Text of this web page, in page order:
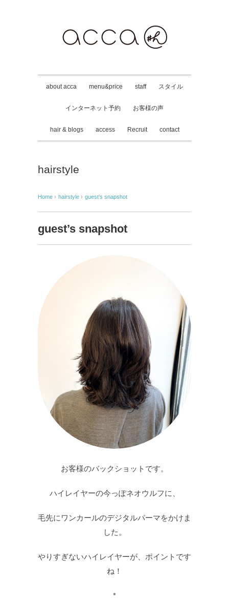
about acca menu&price staff スタイル
インターネット予約 お客様の声
hair & blogs access Recruit contact
hairstyle
Home › hairstyle › guest’s snapshot
guest’s snapshot
お客様のバックショットです。
ハイレイヤーの今っぽネオウルフに、
毛先にワンカールのデジタルパーマをかけま
した。
やりすぎないハイレイヤーが、ポイントです
ね！
*